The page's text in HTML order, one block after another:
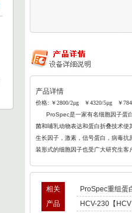
产品详情
价格: ￥2800/2μg ￥4320/5μg ￥
ProSpec是一家有名细胞因子蛋
菌和哺乳动物表达和蛋白折叠技术使
生长因子，激素，信号蛋白，病毒
装形式的细胞因子也受广大研究生客
相关
产品
ProSpec重组蛋
HCV-230【